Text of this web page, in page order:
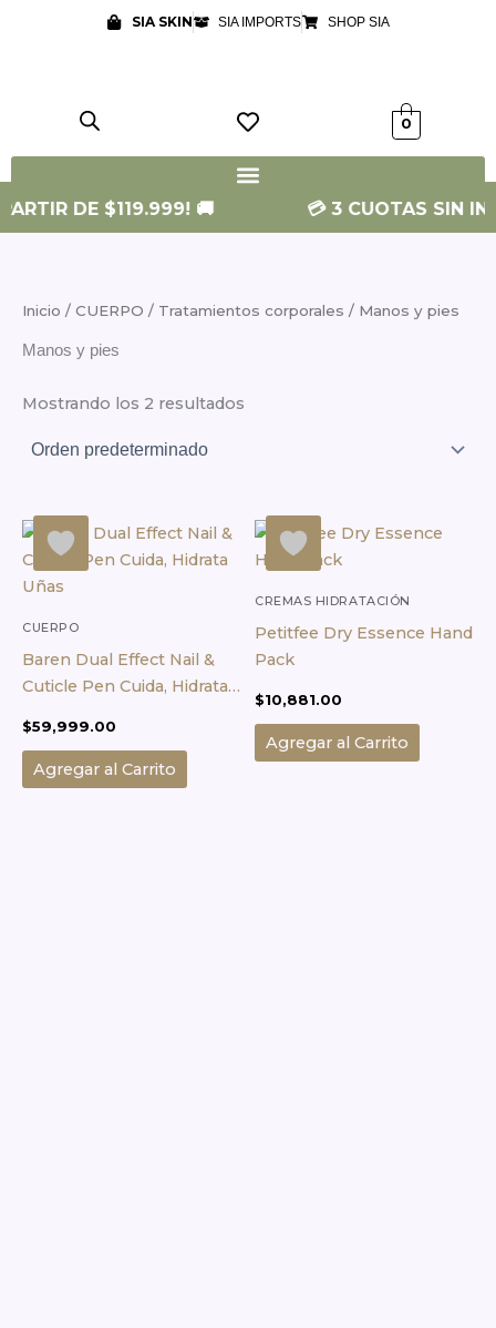
SIA SKIN SIA IMPORTS SHOP SIA
0
DE $119.999! 🚚 💳 3 CUOTAS SIN
Inicio / CUERPO / Tratamientos corporales / Manos y pies
Manos y pies
Mostrando los 2 resultados
CUERPO
Baren Dual Effect Nail &
Cuticle Pen Cuida, Hidrata
$59,999.00
Agregar al Carrito
CREMAS HIDRATACIÓN
Petitfee Dry Essence Hand
Pack
$10,881.00
Agregar al Carrito